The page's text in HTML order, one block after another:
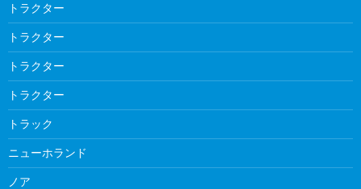
トラクター
トラクター
トラクター
トラクター
トラック
ニューホランド
ノア